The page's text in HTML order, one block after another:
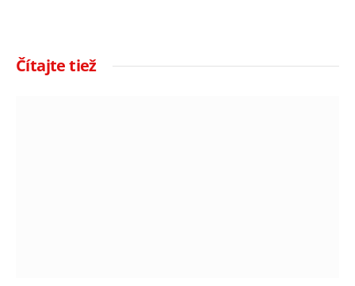
Čítajte tiež